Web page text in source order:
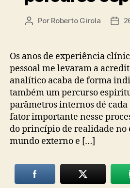
Autor
Por Roberto Girola
Data
Os anos de experiência
pessoal me levaram a
analítico acaba de forma
também um percurso
parâmetros internos dé
fator importante nesse
do princípio de realidade no
mundo externo e […]